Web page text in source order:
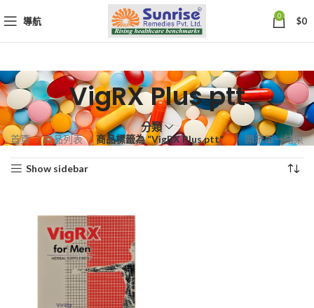
導航 0 $0
VigRX Plus ptt
分類
首頁 商品列表 商品標籤為 “VigRX Plus ptt” 顯示單一結果
Show sidebar